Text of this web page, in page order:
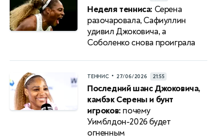
Неделя тенниса: Серена
разочаровала, Сафиуллин
удивил Джоковича, а
Соболенко снова проиграла
ТЕННИС • 27/06/2026 21:55
Последний шанс Джоковича,
камбэк Серены и бунт
игроков: почему
Уимблдон-2026 будет
огненным